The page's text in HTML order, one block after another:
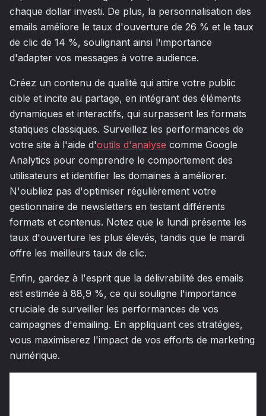
chaque dollar investi. De plus, la personnalisation des
emails améliore le taux d'ouverture de 26 % et le taux
de clic de 14 %, soulignant ainsi l'importance
d'adapter vos messages à votre audience.
Créez un contenu de qualité qui attire votre public
cible et incite au partage, en intégrant des éléments
dynamiques et interactifs, qui surpassent les formats
statiques classiques. Surveillez les performances de
votre site à l'aide d'outils d'analyse comme Google
Analytics pour comprendre le comportement des
utilisateurs et identifier les domaines à améliorer.
N'oubliez pas d'optimiser régulièrement votre
gestionnaire de newsletters en testant différents
formats et contenus. Notez que le lundi présente les
taux d'ouverture les plus élevés, tandis que le mardi
offre les meilleurs taux de clic.
Enfin, gardez à l'esprit que la délivrabilité des emails
est estimée à 88,9 %, ce qui souligne l'importance
cruciale de surveiller les performances de vos
campagnes d'emailing. En appliquant ces stratégies,
vous maximiserez l'impact de vos efforts de marketing
numérique.